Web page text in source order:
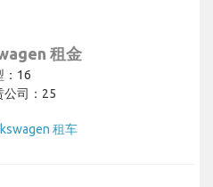
租金
：16
公司：25
租车